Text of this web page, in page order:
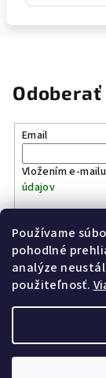
Používame
pohodlné
analýze
použiteľnosť.
Email
Vložením e-
údajov
Prihlásiť sa